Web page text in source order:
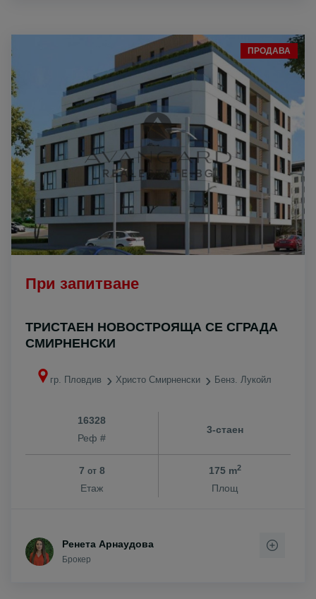
ПРОДАВА
При запитване
ТРИСТАЕН НОВОСТРОЯЩА СЕ СГРАДА
СМИРНЕНСКИ
гр. Пловдив Христо Смирненски Бенз. Лукойл
16328
Реф #
3-стаен
7 от8
Етаж
175 m2
Площ
Ренета Арнаудова
Брокер